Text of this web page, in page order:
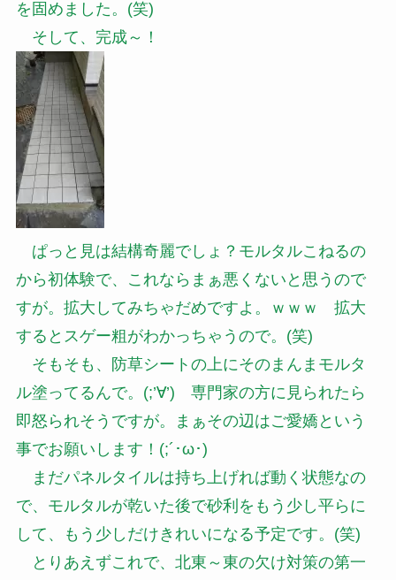
を固めました。(笑)
そして、完成～！
ぱっと見は結構奇麗でしょ？モルタルこねるの
から初体験で、これならまぁ悪くないと思うので
すが。拡大してみちゃだめですよ。ｗｗｗ 拡大
するとスゲー粗がわかっちゃうので。(笑)
そもそも、防草シートの上にそのまんまモルタ
ル塗ってるんで。(;’∀’) 専門家の方に見られたら
即怒られそうですが。まぁその辺はご愛嬌という
事でお願いします！(;´･ω･)
まだパネルタイルは持ち上げれば動く状態なの
で、モルタルが乾いた後で砂利をもう少し平らに
して、もう少しだけきれいになる予定です。(笑)
とりあえずこれで、北東～東の欠け対策の第一